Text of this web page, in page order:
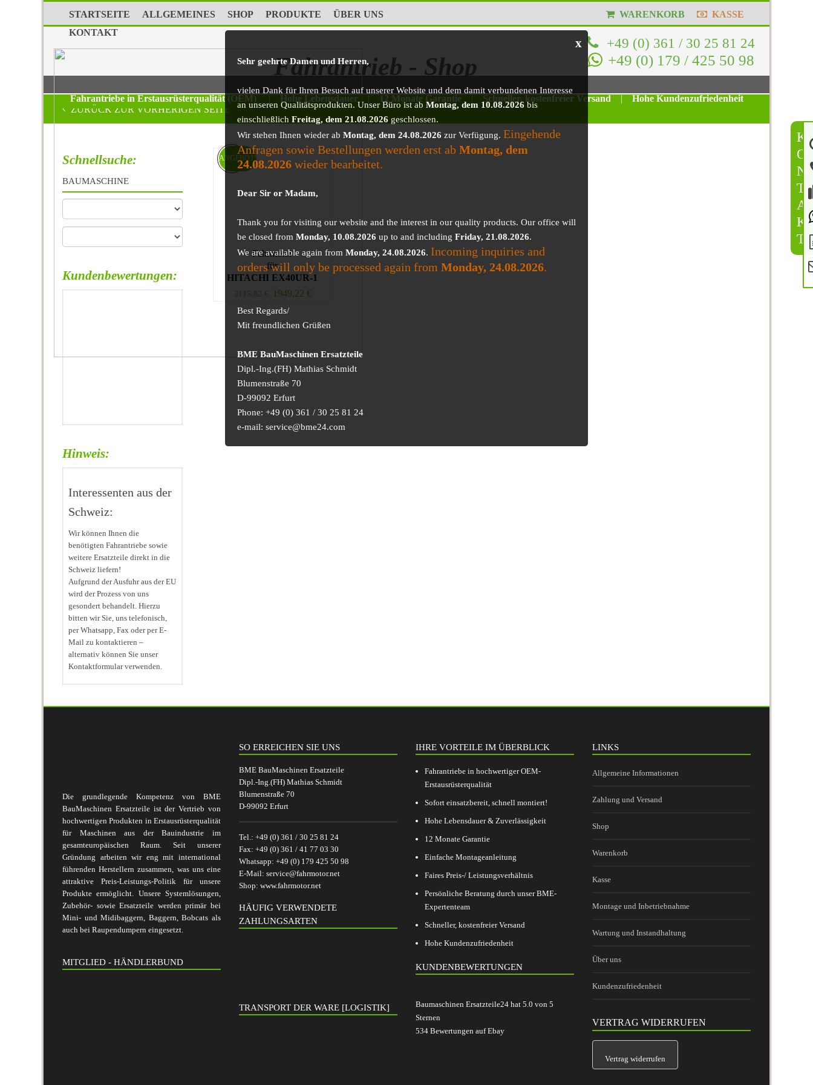
K
O
N
T
A
K
T
STARTSEITE ALLGEMEINES SHOP PRODUKTE
ÜBER UNS
KONTAKT
WARENKORB KASSE
+49 (0) 361 / 30 25 81 24
+49 (0) 179 / 425 50 98
Fahrantrieb - Shop
x
Sehr geehrte Damen und Herren,
vielen Dank für Ihren Besuch auf unserer Website und dem damit verbundenen Interesse
an unseren Qualitätsprodukten. Unser Büro ist ab Montag, dem 10.08.2026bis
einschließlich Freitag, dem 21.08.2026 geschlossen.
Wir stehen Ihnen wieder ab Montag, dem 24.08.2026 zur Verfügung. Eingehende
Anfragen sowie Bestellungen werden erst ab Montag, dem
24.08.2026 wieder bearbeitet.
Dear Sir or Madam,
Thank you for visiting our website and the interest in our quality products. Our office will
be closed from Monday, 10.08.2026 up to and including Friday, 21.08.2026.
We are available again from Monday, 24.08.2026. Incoming inquiries and
orders will only be processed again from Monday, 24.08.2026.
Best Regards/
Mit freundlichen Grüßen
BME BauMaschinen Ersatzteile
Dipl.-Ing.(FH) Mathias Schmidt
Blumenstraße 70
D-99092 Erfurt
Phone: +49 (0) 361 / 30 25 81 24
e-mail: service@bme24.com
Fahrantriebe in Erstausrüsterqualität (OEM) | Hohe Lebensdauer | 12 Monate Garantie | Schneller, kostenfreier Versand |
Hohe Kundenzufriedenheit
ZURÜCK ZUR VORHERIGEN SEITE
Fahrmotor
für
HITACHI EX40UR-1
1949,22€
ANGEBOT!
Schnellsuche:
BAUMASCHINE
Kundenbewertungen:
Hinweis:
Interessenten aus der
Schweiz:
Wir können Ihnen die
benötigten Fahrantriebe sowie
weitere Ersatzteile direkt in die
Schweiz liefern!
Aufgrund der Ausfuhr aus der EU
wird der Prozess von uns
gesondert behandelt. Hierzu
bitten wir Sie, uns telefonisch,
per Whatsapp, Fax oder per E-
Mail zu kontaktieren –
alternativ können Sie unser
Kontaktformular verwenden.
Die grundlegende Kompetenz von BME
BauMaschinen Ersatzteile ist der Vertrieb von
hochwertigen Produkten in Erstausrüsterqualität
für Maschinen aus der Bauindustrie im
gesamteuropäischen Raum. Seit unserer
Gründung arbeiten wir eng mit international
führenden Herstellern zusammen, was uns eine
attraktive Preis-Leistungs-Politik für unsere
Produkte ermöglicht. Unsere Systemlösungen,
Zubehör- sowie Ersatzteile werden primär bei
Mini- und Midibaggern, Baggern, Bobcats als
auch bei Raupendumpern eingesetzt.
MITGLIED - HÄNDLERBUND
SO ERREICHEN SIE UNS
BME BauMaschinen Ersatzteile
Dipl.-Ing.(FH) Mathias Schmidt
Blumenstraße 70
D-99092 Erfurt
Tel.: +49 (0) 361 / 30 25 81 24
Fax: +49 (0) 361 / 41 77 03 30
Whatsapp: +49 (0) 179 425 50 98
E-Mail: service@fahrmotor.net
Shop: www.fahrmotor.net
HÄUFIG VERWENDETE
ZAHLUNGSARTEN
TRANSPORT DER WARE [LOGISTIK]
IHRE VORTEILE IM ÜBERBLICK
Fahrantriebe in hochwertiger OEM-
Erstausrüsterqualität
Sofort einsatzbereit, schnell montiert!
Hohe Lebensdauer & Zuverlässigkeit
12 Monate Garantie
Einfache Montageanleitung
Faires Preis-/ Leistungsverhältnis
Persönliche Beratung durch unser BME-
Expertenteam
Schneller, kostenfreier Versand
Hohe Kundenzufriedenheit
KUNDENBEWERTUNGEN
Baumaschinen Ersatzteile24 hat 5.0 von 5
Sternen
534 Bewertungen auf Ebay
LINKS
Allgemeine Informationen
Zahlung und Versand
Shop
Warenkorb
Kasse
Montage und Inbetriebnahme
Wartung und Instandhaltung
Über uns
Kundenzufriedenheit
VERTRAG WIDERRUFEN
Vertrag widerrufen